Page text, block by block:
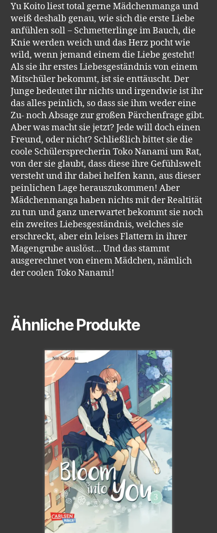
Yu Koito liest total gerne Mädchenmanga und
weiß deshalb genau, wie sich die erste Liebe
anfühlen soll − Schmetterlinge im Bauch, die
Knie werden weich und das Herz pocht wie
wild, wenn jemand einem die Liebe gesteht!
Als sie ihr erstes Liebesgeständnis von einem
Mitschüler bekommt, ist sie enttäuscht. Der
Junge bedeutet ihr nichts und irgendwie ist ihr
das alles peinlich, so dass sie ihm weder eine
Zu- noch Absage zur großen Pärchenfrage gibt.
Aber was macht sie jetzt? Jede will doch einen
Freund, oder nicht? Schließlich bittet sie die
coole Schülersprecherin Toko Nanami um Rat,
von der sie glaubt, dass diese ihre Gefühlswelt
versteht und ihr dabei helfen kann, aus dieser
peinlichen Lage herauszukommen! Aber
Mädchenmanga haben nichts mit der Realtität
zu tun und ganz unerwartet bekommt sie noch
ein zweites Liebesgeständnis, welches sie
erschreckt, aber ein leises Flattern in ihrer
Magengrube auslöst… Und das stammt
ausgerechnet von einem Mädchen, nämlich
der coolen Toko Nanami!
Ähnliche Produkte